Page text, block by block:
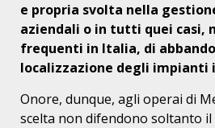
e propria svolta nella
aziendali o in tutti quei casi,
frequenti in Italia, di
localizzazione degli impianti
Onore, dunque, agli operai di
scelta non difendono soltanto